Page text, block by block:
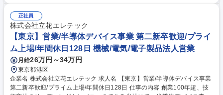
金調達･流動性を管理し、流動性比率を監視■市場調査およびデューデリジ
ェンス:プライマリー市場･セカンダリー市場における固定利付有価証券の
市況を把握、定期的にデューデリジェンスを実施■コンプライアンス対応:
取引が内部および外部の規制要件を遵守していることを確認する■リスク
管理:リスクの特定･管理･関連レポート作成 募集職種 【丸の内/東京駅直
結】トレジャリー業務/年休123日/金融業経験者◎
正社員
株式会社立花エレテック
【東京】営業/半導体デバイス事業 第二新卒歓迎/プライ
ム上場/年間休日128日 機械/電気/電子製品法人営業
月給26万円～34万円
東京都港区
企業名 株式会社立花エレテック 求人名 【東京】営業/半導体デバイス事業
第二新卒歓迎/プライム上場/年間休日128日 仕事の内容 創業100年超、技